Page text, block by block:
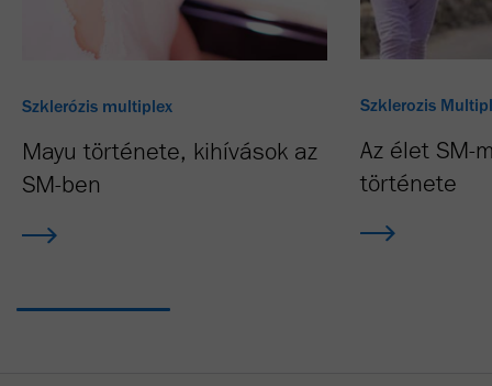
Szklerózis multiplex
Mayu története, kihívások az
SM-ben
Szklerozis
Az élet SM-
története